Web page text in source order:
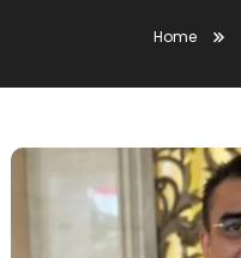
Home